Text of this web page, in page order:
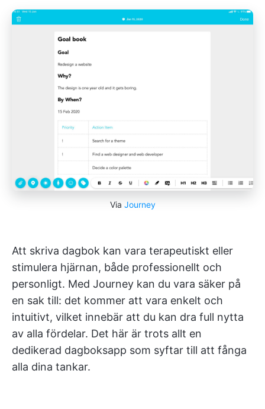
Via Journey
Att skriva dagbok kan vara terapeutiskt eller
stimulera hjärnan, både professionellt och
personligt. Med Journey kan du vara säker på
en sak till: det kommer att vara enkelt och
intuitivt, vilket innebär att du kan dra full nytta
av alla fördelar. Det här är trots allt en
dedikerad dagboksapp som syftar till att fånga
alla dina tankar.